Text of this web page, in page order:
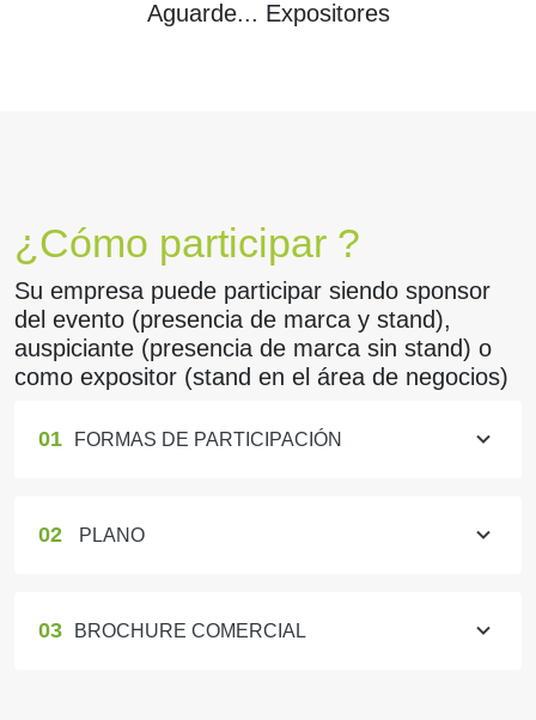
Aguarde... Expositores
¿Cómo participar ?
Su empresa puede participar siendo sponsor
del evento (presencia de marca y stand),
auspiciante (presencia de marca sin stand) o
como expositor (stand en el área de negocios)
01 FORMAS DE PARTICIPACIÓN
02 PLANO
03 BROCHURE COMERCIAL